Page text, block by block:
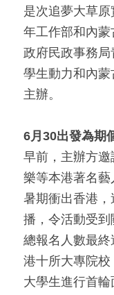
是次追夢大草
年工作部和內
政府民政事務
學生動力和內
主辦。
6月30出發為期
早前，主辦方
樂等本港著名
暑期衝出香港
播，令活動受到
總報名人數最
港十所大專院
大學生進行首